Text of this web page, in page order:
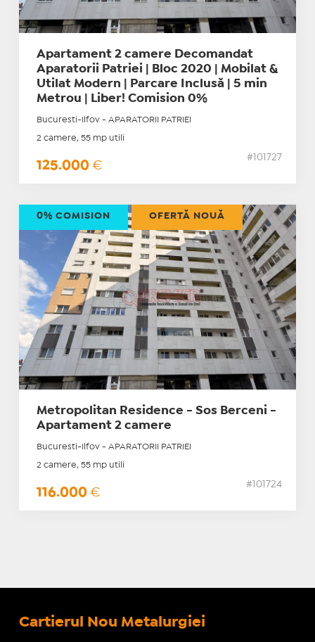
Apartament 2 camere Decomandat
Aparatorii Patriei | Bloc 2020 | Mobilat &
Utilat Modern | Parcare Inclusă | 5 min
Metrou | Liber! Comision 0%
Bucuresti-Ilfov - APARATORII PATRIEI
2 camere, 55 mp utili
125.000 €
#101727
Metropolitan Residence - Sos Berceni -
Apartament 2 camere
Bucuresti-Ilfov - APARATORII PATRIEI
2 camere, 55 mp utili
116.000 €
#101724
0% COMISION OFERTĂ NOUĂ
Cartierul Nou Metalurgiei